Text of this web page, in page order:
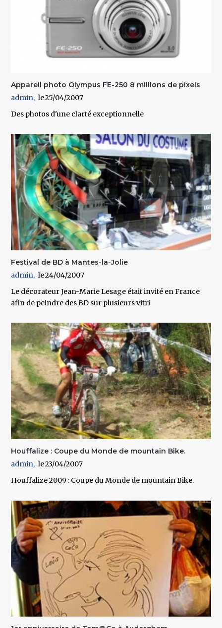
Appareil photo Olympus FE-250 8 millions de pixels
admin
25/04/2007
Des photos d'une clarté exceptionnelle
Festival de BD à Mantes-la-Jolie
admin
24/04/2007
Le décorateur Jean-Marie Lesage était invité en France
afin de peindre des BD sur plusieurs vitri
Houffalize : Coupe du Monde de mountain Bike.
admin
23/04/2007
Houffalize 2009 : Coupe du Monde de mountain Bike.